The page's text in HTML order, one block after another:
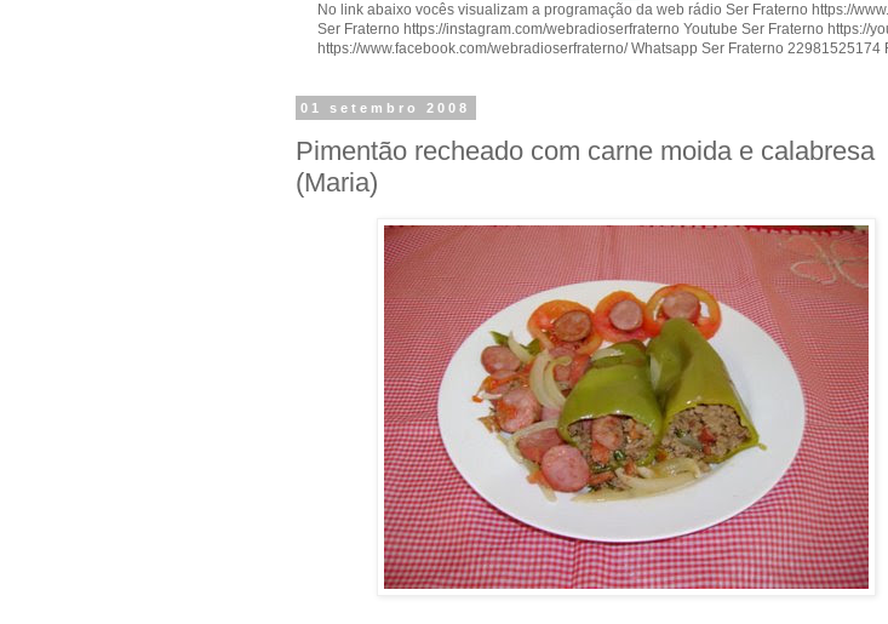
No link abaixo vocês visualizam a programação da web rádio Ser Fraterno https://
Ser Fraterno https://instagram.com/webradioserfraterno Youtube Ser Fraterno https://
https://www.facebook.com/webradioserfraterno/ Whatsapp Ser Fraterno 22981525174
01 setembro 2008
Pimentão recheado com carne moida e calabresa
(Maria)